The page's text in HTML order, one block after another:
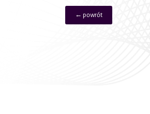
← powrót